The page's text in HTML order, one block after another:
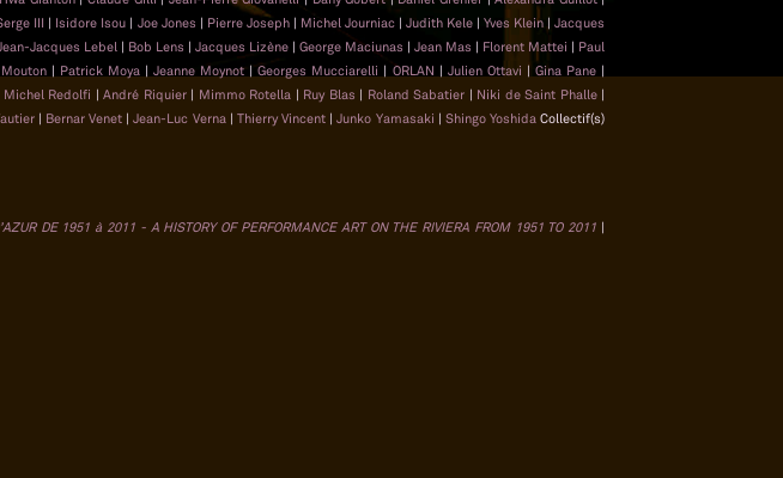
III | Isidore Isou | Joe Jones | Pierre Joseph | Michel Journiac |Judith Kele |Yves Klein|Jacques
Jacques Lebel | Bob Lens | Jacques Lizène | George Maciunas |Jean Mas | Florent Mattei | Paul
| Patrick Moya |Jeanne Moynot |Georges Mucciarelli | ORLAN | Julien Ottavi |Gina Pane |
Michel Redolfi |André Riquier | Mimmo Rotella | Ruy Blas | Roland Sabatier | Niki de Saint Phalle |
| Bernar Venet |Jean-Luc Verna | Thierry Vincent |Junko Yamasaki | Shingo YoshidaCollectif(s)
DE 1951 à 2011 - A HISTORY OF PERFORMANCE ART ON THE RIVIERA FROM 1951 TO 2011 |